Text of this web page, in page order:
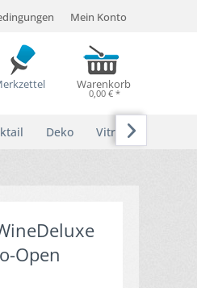
Mein Konto
Warenkorb
0,00 € *
Deko Vitrinen

Open